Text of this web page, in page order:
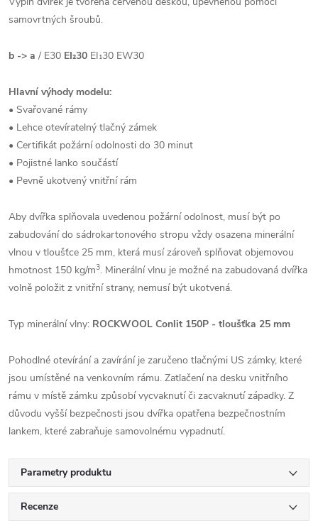
samovrtných šroubů.
b -> a / E30 EI₂30 EI₁30 EW30
Hlavní výhody modelu:
• Svařované rámy
• Lehce otevíratelný tlačný zámek
• Certifikát požární odolnosti do 30 minut
• Pojistné lanko součástí
• Pevně ukotvený vnitřní rám
Aby dvířka splňovala uvedenou požární odolnost, musí být po
zabudování do sádrokartonového stropu vždy osazena minerální
vlnou v tloušťce 25 mm, která musí zároveň splňovat objemovou
hmotnost 150 kg/m3. Minerální vlnu je možné na zabudovaná dvířka
volně položit z vnitřní strany, nemusí být ukotvená.
Typ minerální vlny: ROCKWOOL Conlit 150P - tloušťka 25 mm
Pohodlné otevírání a zavírání je zaručeno tlačnými US zámky, které
jsou umístěné na venkovním rámu. Zatlačení na desku vnitřního
rámu v místě zámku způsobí vycvaknutí či zacvaknutí západky. Z
důvodu vyšší bezpečnosti jsou dvířka opatřena bezpečnostním
lankem, které zabraňuje samovolnému vypadnutí.
Parametry produktu
Recenze